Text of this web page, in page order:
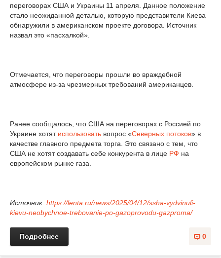
переговорах США и Украины 11 апреля. Данное положение
стало неожиданной деталью, которую представители Киева
обнаружили в американском проекте договора. Источник
назвал это «пасхалкой».
Отмечается, что переговоры прошли во враждебной
атмосфере из-за чрезмерных требований американцев.
Ранее сообщалось, что США на переговорах с Россией по
Украине хотят использовать вопрос «Северных потоков» в
качестве главного предмета торга. Это связано с тем, что
США не хотят создавать себе конкурента в лице РФ на
европейском рынке газа.
Источник: https://lenta.ru/news/2025/04/12/ssha-vydvinuli-
kievu-neobychnoe-trebovanie-po-gazoprovodu-gazproma/
0
Подробнее